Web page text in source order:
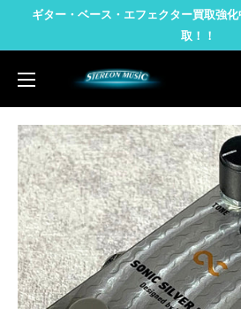
ツ
ギター・ベース・エフェクター買取強
取！！
STEREON
MUSIC